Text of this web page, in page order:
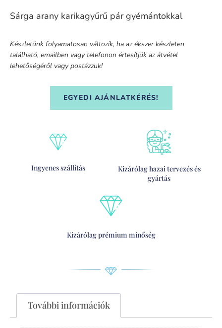
Sárga arany karikagyűrű pár gyémántokkal
Készletünk folyamatosan változik, ha az ékszer készleten
található, emailben vagy telefonon értesítjük az átvétel
lehetőségéről vagy postázzuk!
EGYEDI AJÁNLATKÉRÉS!
Ingyenes szállítás
Kizárólag hazai tervezés és
gyártás
Kizárólag prémium minőség
További információk